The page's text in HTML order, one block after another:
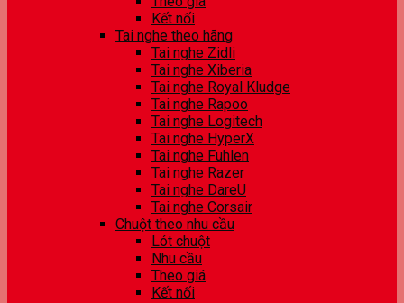
Kết nối
Tai nghe theo hãng
Tai nghe Zidli
Tai nghe Xiberia
Tai nghe Royal Kludge
Tai nghe Rapoo
Tai nghe Logitech
Tai nghe HyperX
Tai nghe Fuhlen
Tai nghe Razer
Tai nghe DareU
Tai nghe Corsair
Chuột theo nhu cầu
Lót chuột
Nhu cầu
Theo giá
Kết nối